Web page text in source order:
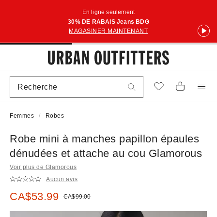
En ligne seulement
30% DE RABAIS Jeans BDG
MAGASINER MAINTENANT
Femmes Robes
Robe mini à manches papillon épaules
dénudées et attache au cou Glamorous
Voir plus de Glamorous
Aucun avis
Prix soldé :
CA$53.99 Prix courant :
CA$99.00